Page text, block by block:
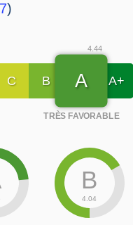
)
C B
4.44
A
TRÈS FAVORABLE
A+
B
4.04